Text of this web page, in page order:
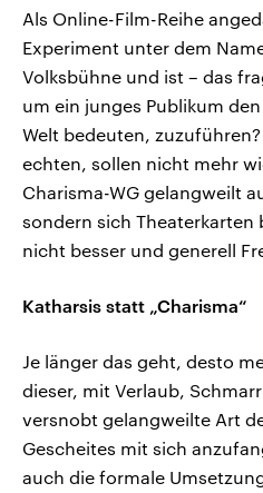
Als Online-Film-Reihe
Experiment unter dem
Volksbühne und ist – das
um ein junges Publikum
Welt bedeuten,
echten, sollen nicht mehr
Charisma-WG gelangweilt
sondern sich Theaterkarten
nicht besser und generell
Katharsis statt „Charisma“
Je länger das geht, desto
dieser, mit Verlaub,
versnobt gelangweilte Art
Gescheites mit sich
auch die formale